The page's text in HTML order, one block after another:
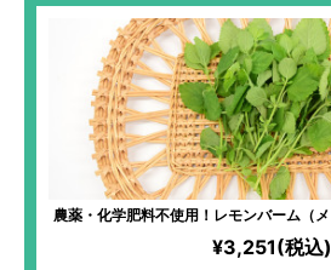
農薬・化学肥料不使用！レモンバーム（
届け！別名“長寿のハーブ”と呼ばれてお
持をサポートし、ストレスを和
¥3,251(税込)